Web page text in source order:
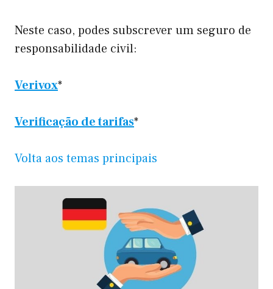
Neste caso, podes subscrever um seguro de
responsabilidade civil:
Verivox*
Verificação de tarifas*
Volta aos temas principais